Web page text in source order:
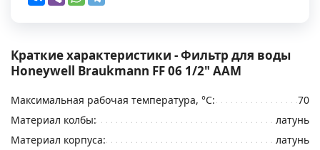
Краткие характеристики - Фильтр для воды
Honeywell Braukmann FF 06 1/2" ААМ
Максимальная рабочая температура, °С:
70
Материал колбы:
латунь
Материал корпуса:
латунь